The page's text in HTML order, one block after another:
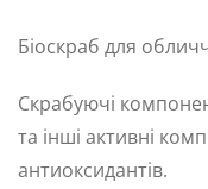
Біоскраб для
Скрабуючі
та інші активні
антиоксидантів.